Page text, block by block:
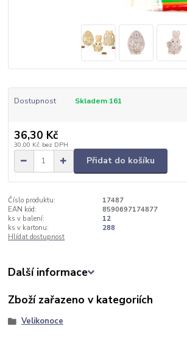
Dostupnost Skladem 161
36,30 Kč
30,00 Kč bez DPH
Přidat do košíku
Číslo produktu:
17487
EAN kód:
8590697174877
ks v balení:
12
ks v kartonu:
288
Hlídat dostupnost
Další informace
Zboží zařazeno v kategoriích
Velikonoce